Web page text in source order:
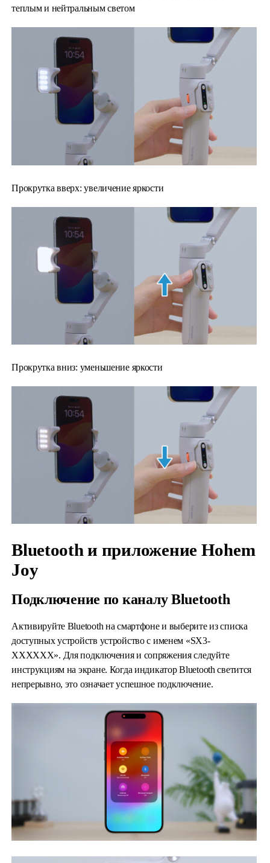
теплым и нейтральным светом
Прокрутка вверх: увеличение яркости
Прокрутка вниз: уменьшение яркости
Bluetooth и приложение Hohem
Joy
Подключение по каналу Bluetooth
Активируйте Bluetooth на смартфоне и выберите из списка
доступных устройств устройство с именем «SX3-
XXXXXX». Для подключения и сопряжения следуйте
инструкциям на экране. Когда индикатор Bluetooth светится
непрерывно, это означает успешное подключение.